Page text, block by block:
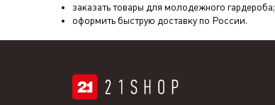
заказать товары для молодежного гардероба;
оформить быструю доставку по России.